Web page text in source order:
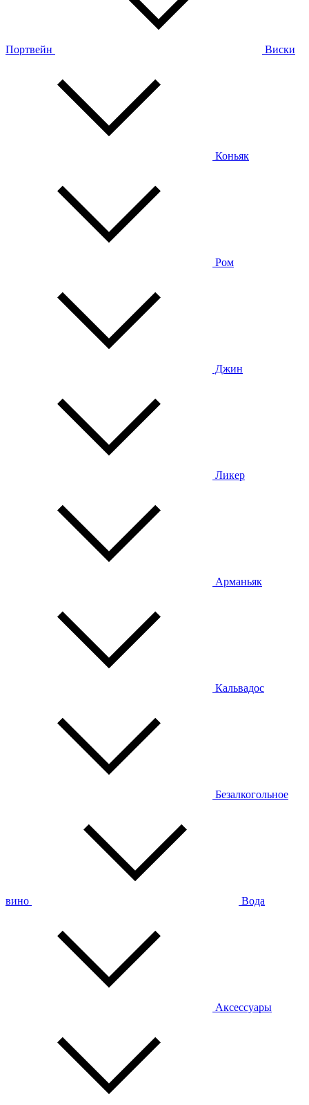
Портвейн Виски
Коньяк
Ром
Джин
Ликер
Арманьяк
Кальвадос
Безалкогольное
вино Вода
Аксессуары